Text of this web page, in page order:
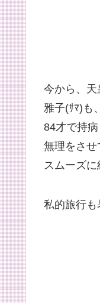
今から、天
雅子(ｻﾏ)も
84才で持
無理をさせ
スムーズに
私的旅行も